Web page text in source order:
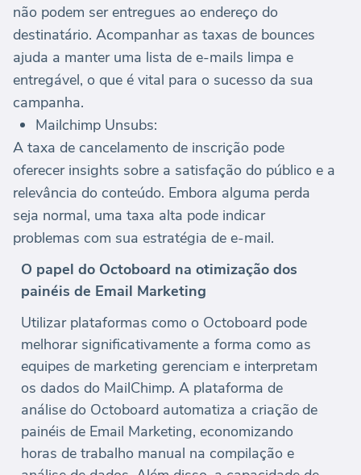
não podem ser entregues ao endereço do
destinatário. Acompanhar as taxas de bounces
ajuda a manter uma lista de e-mails limpa e
entregável, o que é vital para o sucesso da sua
campanha.
Mailchimp Unsubs:
A taxa de cancelamento de inscrição pode
oferecer insights sobre a satisfação do público e a
relevância do conteúdo. Embora alguma perda
seja normal, uma taxa alta pode indicar
problemas com sua estratégia de e-mail.
O papel do Octoboard na otimização dos
painéis de Email Marketing
Utilizar plataformas como o Octoboard pode
melhorar significativamente a forma como as
equipes de marketing gerenciam e interpretam
os dados do MailChimp. A plataforma de
análise do Octoboard automatiza a criação de
painéis de Email Marketing, economizando
horas de trabalho manual na compilação e